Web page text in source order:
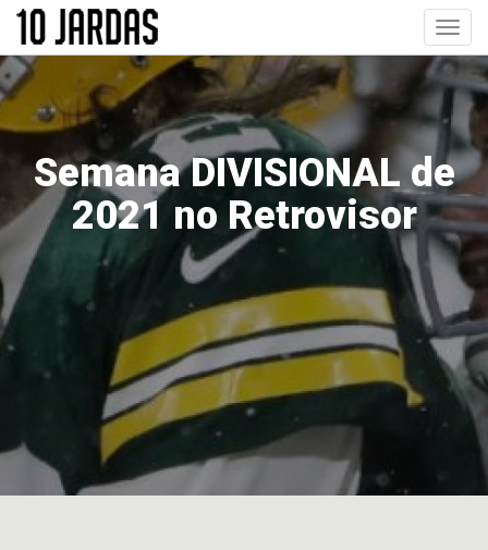
Pular
o
conteúdo
principal
Semana DIVISIONAL de
2021 no Retrovisor